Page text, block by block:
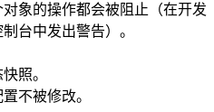
象的操作都会被阻止（在开发
台中发出警告）。
照。
不被修改。